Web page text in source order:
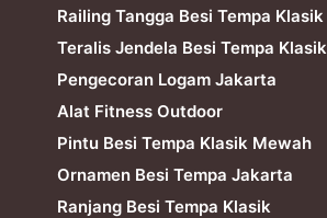
Railing Tangga Besi Tempa Klasik
Teralis Jendela Besi Tempa Klasik
Pengecoran Logam Jakarta
Alat Fitness Outdoor
Pintu Besi Tempa Klasik Mewah
Ornamen Besi Tempa Jakarta
Ranjang Besi Tempa Klasik